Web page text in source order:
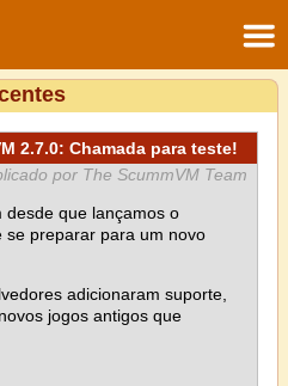
2.7.0: Chamada para teste!
por The ScummVM Team
desde que lançamos o
se preparar para um novo
adicionaram suporte,
jogos antigos que